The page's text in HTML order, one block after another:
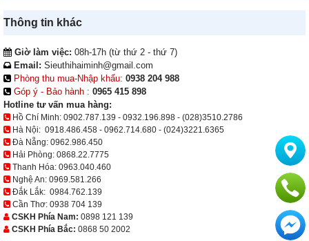
Thông tin khác
Giờ làm việc: 08h-17h (từ thứ 2 - thứ 7)
Email: Sieuthihaiminh@gmail.com
Phòng thu mua-Nhập khẩu: 0938 204 988
Góp ý - Bảo hành : 0965 415 898
Hotline tư vấn mua hàng:
Hồ Chí Minh: 0902.787.139 - 0932.196.898 - (028)3510.2786
Hà Nội: 0918.486.458 - 0962.714.680 - (024)3221.6365
Đà Nẵng: 0962.986.450
Hải Phòng: 0868.22.7775
Thanh Hóa: 0963.040.460
Nghệ An: 0969.581.266
Đắk Lắk: 0984.762.139
Cần Thơ: 0938 704 139
CSKH Phía Nam: 0898 121 139
CSKH Phía Bắc: 0868 50 2002